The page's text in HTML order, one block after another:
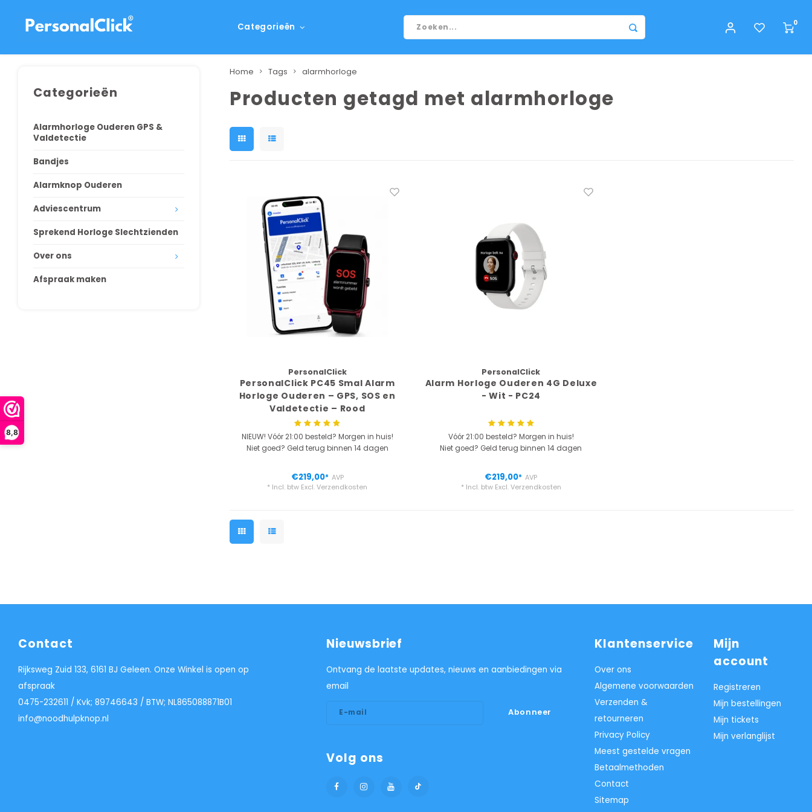
8,8
Categorieën 0
Categorieën
Alarmhorloge Ouderen GPS &
Valdetectie
Bandjes
Alarmknop Ouderen
Adviescentrum
Sprekend Horloge Slechtzienden
Over ons
Afspraak maken
Home Tags alarmhorloge
Producten getagd met alarmhorloge
PersonalClick
PersonalClick PC45 Smal Alarm
Horloge Ouderen – GPS, SOS en
Valdetectie – Rood
NIEUW! Vóór 21:00 besteld? Morgen in huis!
Niet goed? Geld terug binnen 14 dagen
€219,00* AVP
* Incl. btw Excl.Verzendkosten
PersonalClick
Alarm Horloge Ouderen 4G Deluxe
- Wit - PC24
Vóór 21:00 besteld? Morgen in huis!
Niet goed? Geld terug binnen 14 dagen
€219,00* AVP
* Incl. btw Excl.Verzendkosten
Contact
Rijksweg Zuid 133, 6161 BJ Geleen. Onze Winkel is open op
afspraak
0475-232611 / Kvk; 89746643 / BTW; NL865088871B01
info@noodhulpknop.nl
Nieuwsbrief
Ontvang de laatste updates, nieuws en aanbiedingen via
email
Abonneer
Volg ons
Klantenservice
Over ons
Algemene voorwaarden
Verzenden &
retourneren
Privacy Policy
Meest gestelde vragen
Betaalmethoden
Contact
Sitemap
Mijn
account
Registreren
Mijn bestellingen
Mijn tickets
Mijn verlanglijst